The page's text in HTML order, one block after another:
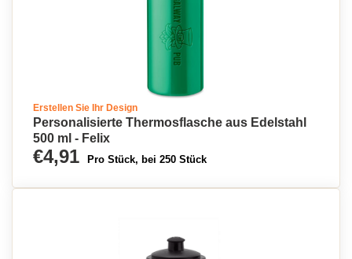
Erstellen Sie Ihr Design
Personalisierte Thermosflasche aus Edelstahl
500 ml - Felix
€4,91 Pro Stück, bei 250 Stück